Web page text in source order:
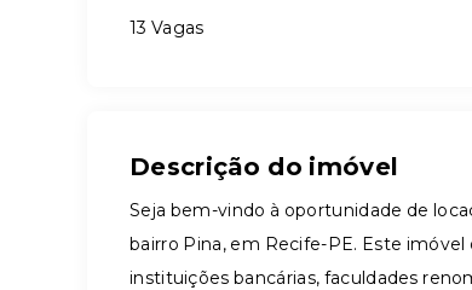
13 Vagas
Descrição do imóvel
Seja bem-vindo à oportunidade de
bairro Pina, em Recife-PE. Este
instituições bancárias, faculdades